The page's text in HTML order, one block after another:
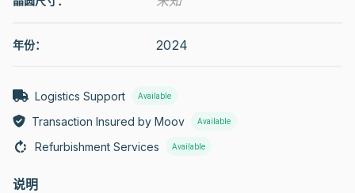
年份： 2024
Logistics Support Available
Transaction Insured by Moov Available
Refurbishment Services Available
说明